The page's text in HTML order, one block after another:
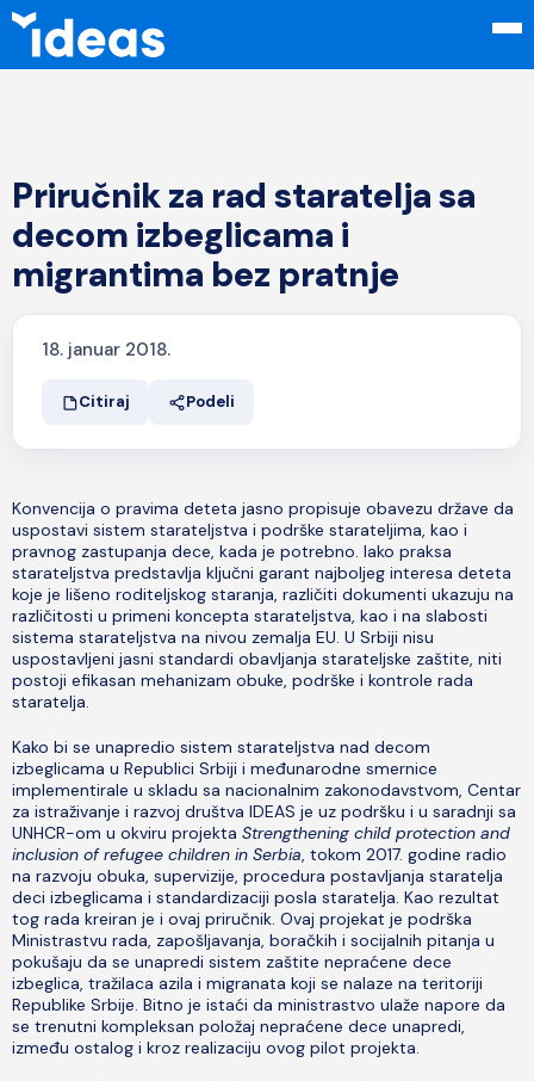
Priručnik za rad staratelja sa
decom izbeglicama i
migrantima bez pratnje
18. januar 2018.
Citiraj Podeli
Konvencija o pravima deteta jasno propisuje obavezu države da
uspostavi sistem starateljstva i podrške starateljima, kao i
pravnog zastupanja dece, kada je potrebno. Iako praksa
starateljstva predstavlja ključni garant najboljeg interesa deteta
koje je lišeno roditeljskog staranja, različiti dokumenti ukazuju na
različitosti u primeni koncepta starateljstva, kao i na slabosti
sistema starateljstva na nivou zemalja EU. U Srbiji nisu
uspostavljeni jasni standardi obavljanja starateljske zaštite, niti
postoji efikasan mehanizam obuke, podrške i kontrole rada
staratelja.
Kako bi se unapredio sistem starateljstva nad decom
izbeglicama u Republici Srbiji i međunarodne smernice
implementirale u skladu sa nacionalnim zakonodavstvom, Centar
za istraživanje i razvoj društva IDEAS je uz podršku i u saradnji sa
UNHCR-om u okviru projekta Strengthening child protection and
inclusion of refugee children in Serbia, tokom 2017. godine radio
na razvoju obuka, supervizije, procedura postavljanja staratelja
deci izbeglicama i standardizaciji posla staratelja. Kao rezultat
tog rada kreiran je i ovaj priručnik. Ovaj projekat je podrška
Ministrastvu rada, zapošljavanja, boračkih i socijalnih pitanja u
pokušaju da se unapredi sistem zaštite nepraćene dece
izbeglica, tražilaca azila i migranata koji se nalaze na teritoriji
Republike Srbije. Bitno je istaći da ministrastvo ulaže napore da
se trenutni kompleksan položaj nepraćene dece unapredi,
između ostalog i kroz realizaciju ovog pilot projekta.